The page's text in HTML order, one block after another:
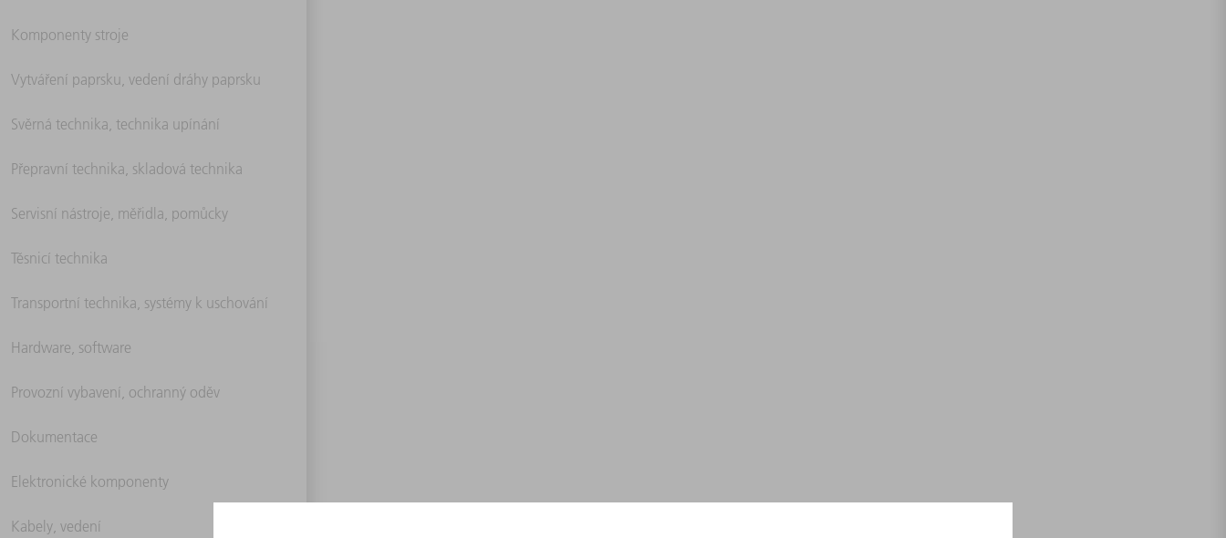
Komponenty stroje
Vytváření paprsku, vedení dráhy paprsku
Svěrná technika, technika upínání
Přepravní technika, skladová technika
Servisní nástroje, měřidla, pomůcky
Těsnicí technika
Transportní technika, systémy k uschování
Hardware, software
Provozní vybavení, ochranný oděv
Dokumentace
Elektronické komponenty
Kabely, vedení